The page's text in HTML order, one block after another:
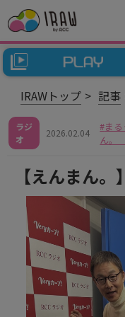
IRAWトップ 記事
ラジ
オ
2026.02.04
ま
ん。
【えんまん